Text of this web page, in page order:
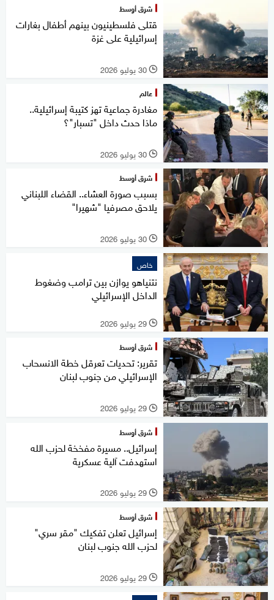
شرق أوسط
قتلى فلسطينيون بينهم أطفال بغارات
إسرائيلية على غزة
l 30 يوليو 2026
عالم
مغادرة جماعية تهز كتيبة إسرائيلية..
ماذا حدث داخل "تسبار"؟
l 30 يوليو 2026
شرق أوسط
بسبب صورة العشاء.. القضاء اللبناني
يلاحق مصرفيا "شهيرا"
l 30 يوليو 2026
خاص
نتنياهو يوازن بين ترامب وضغوط
الداخل الإسرائيلي
l 29 يوليو 2026
شرق أوسط
تقرير: تحديات تعرقل خطة الانسحاب
الإسرائيلي من جنوب لبنان
l 29 يوليو 2026
شرق أوسط
إسرائيل.. مسيرة مفخخة لحزب الله
استهدفت آلية عسكرية
l 29 يوليو 2026
شرق أوسط
إسرائيل تعلن تفكيك "مقر سري"
لحزب الله جنوب لبنان
l 29 يوليو 2026